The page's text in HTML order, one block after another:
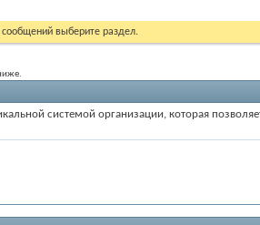
выберите раздел.
системой организации, которая